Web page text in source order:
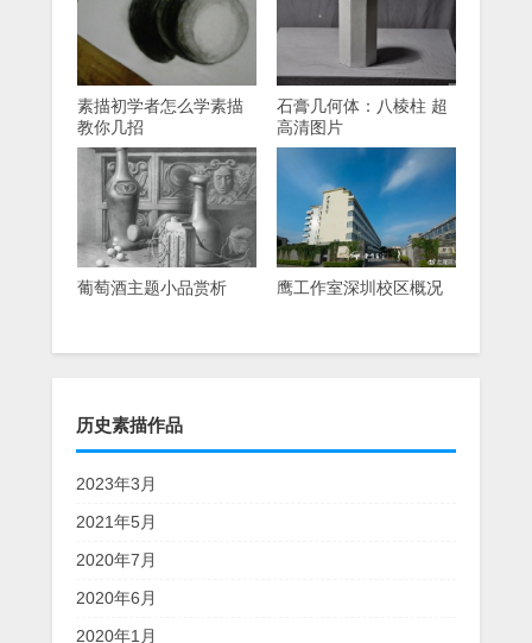
素描初学者怎么学素描
教你几招
石膏几何体：八棱柱 超
高清图片
葡萄酒主题小品赏析 鹰工作室深圳校区概况
历史素描作品
2023年3月
2021年5月
2020年7月
2020年6月
2020年1月